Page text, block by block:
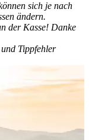
sich je nach
ändern.
der Kasse! Danke
Tippfehler